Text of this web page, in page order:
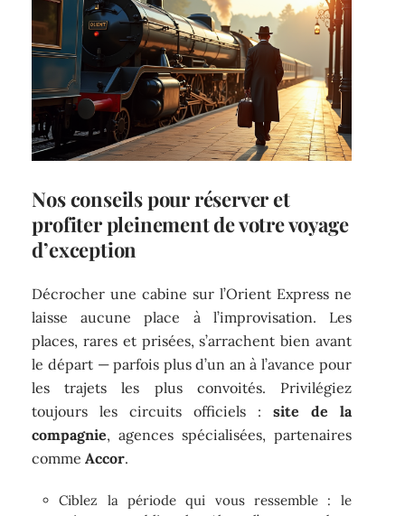
Nos conseils pour réserver et
profiter pleinement de votre voyage
d’exception
Décrocher une cabine sur l’Orient Express ne
laisse aucune place à l’improvisation. Les
places, rares et prisées, s’arrachent bien avant
le départ — parfois plus d’un an à l’avance pour
les trajets les plus convoités. Privilégiez
toujours les circuits officiels : site de la
compagnie, agences spécialisées, partenaires
commeAccor.
Ciblez la période qui vous ressemble : le